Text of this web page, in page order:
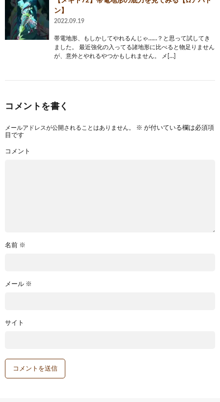
ン】
2022.09.19
帯電地形、もしかしてやれるんじゃ……？と思って試してき
ました。 最近強化の入ってる諸地形に比べると物足りません
が、意外とやれるやつかもしれません。 メ[…]
コメントを書く
メールアドレスが公開されることはありません。 ※ が付いている欄は必須項
目です
コメント
名前 ※
メール ※
サイト